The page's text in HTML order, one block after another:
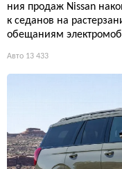
ния продаж Nissan
к седанов на
обещаниям
Авто 13 433